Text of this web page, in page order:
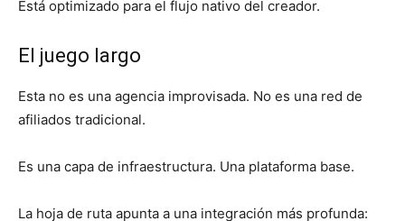
Está optimizado para el flujo nativo del creador.
El juego largo
Esta no es una agencia improvisada. No es una red de
afiliados tradicional.
Es una capa de infraestructura. Una plataforma base.
La hoja de ruta apunta a una integración más profunda: